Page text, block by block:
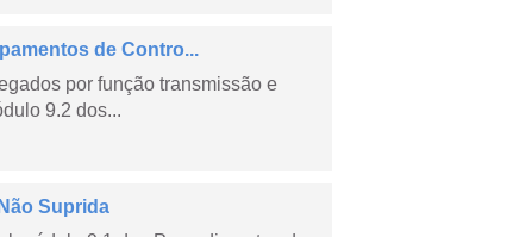
de Contro...
por função transmissão e
9.2 dos...
Suprida